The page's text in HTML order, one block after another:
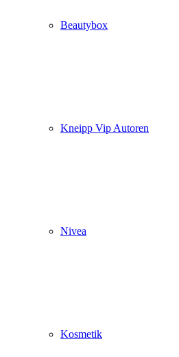
Beautybox
Kneipp Vip Autoren
Nivea
Kosmetik